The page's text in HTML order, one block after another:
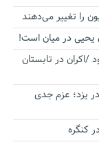
را تغییر می‌دهند
یحیی در میان است!
/اکران در تابستان
یزد؛ عزم جدی
کنگره